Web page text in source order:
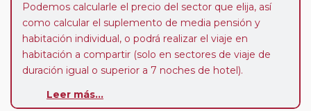
Podemos calcularle el precio del sector que elija, así
como calcular el suplemento de media pensión y
habitación individual, o podrá realizar el viaje en
habitación a compartir (solo en sectores de viaje de
duración igual o superior a 7 noches de hotel).
Paradas en Ruta:
Leer más...